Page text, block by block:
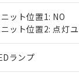
ット位置1: NO
ット位置2: 点灯
ランプ
ご利用条件
対応済み：EU
対応予定：EU
対応予定なし：
非該当品：ライセ
仕入先様の事情に
※1 中国